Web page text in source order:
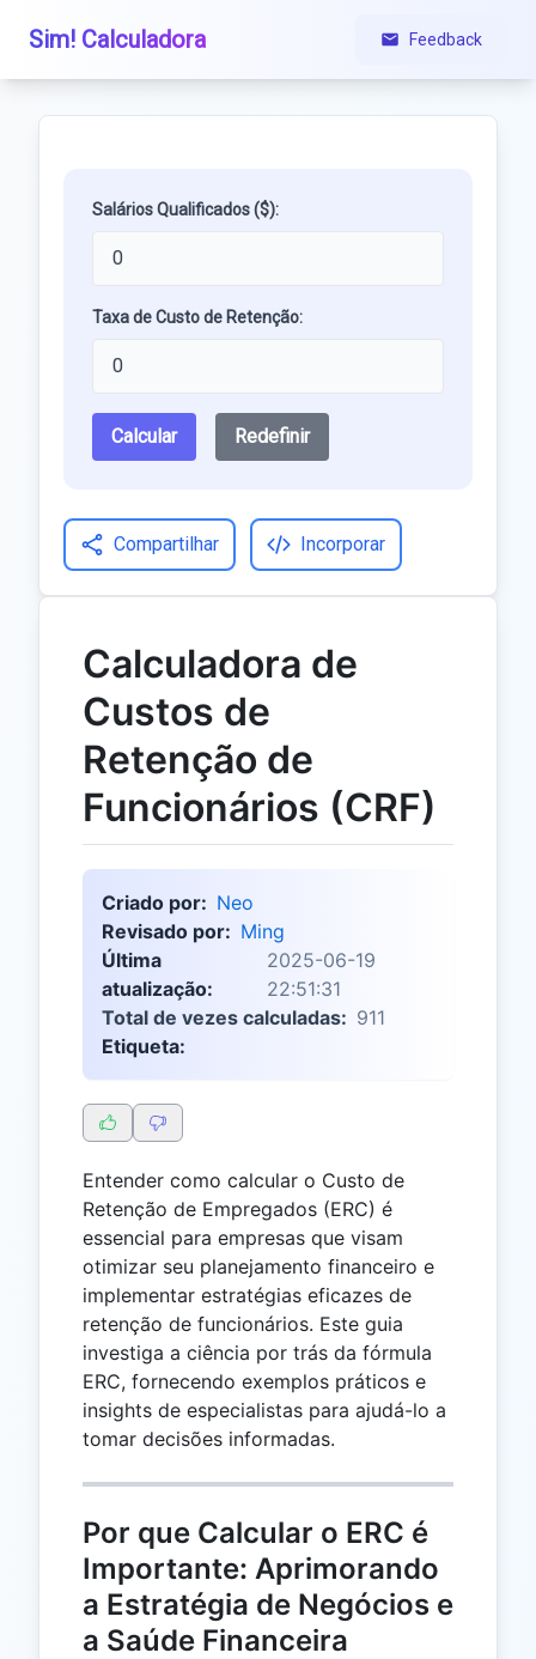
Sim! Calculadora Feedback
Salários Qualificados ($):
Taxa de Custo de Retenção:
Calcular Redefinir
Compartilhar Incorporar
Calculadora de
Custos de
Retenção de
Funcionários (CRF)
Criado por: Neo
Revisado por: Ming
Última
atualização:
2025-06-19
22:51:31
Total de vezes calculadas: 911
Etiqueta:
Entender como calcular o Custo de
Retenção de Empregados (ERC) é
essencial para empresas que visam
otimizar seu planejamento financeiro e
implementar estratégias eficazes de
retenção de funcionários. Este guia
investiga a ciência por trás da fórmula
ERC, fornecendo exemplos práticos e
insights de especialistas para ajudá-lo a
tomar decisões informadas.
Por que Calcular o ERC é
Importante: Aprimorando
a Estratégia de Negócios e
a Saúde Financeira